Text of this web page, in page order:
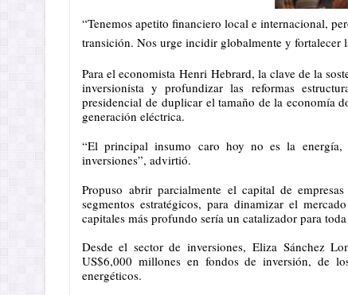
“Tenemos apetito financiero local e internacional,
transición. Nos urge incidir globalmente y fortalecer
Para el economista Henri Hebrard, la clave de la
inversionista y profundizar las reformas
presidencial de duplicar el tamaño de la economía
generación eléctrica.
“El principal insumo caro hoy no es la
inversiones”, advirtió.
Propuso abrir parcialmente el capital de
segmentos estratégicos, para dinamizar el
capitales más profundo sería un catalizador para
Desde el sector de inversiones, Eliza Sánchez
US$6,000 millones en fondos de inversión, de
energéticos.